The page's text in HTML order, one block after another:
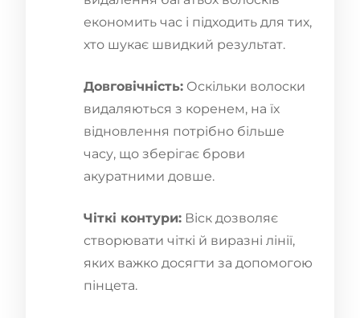
економить час і підходить для тих,
хто шукає швидкий результат.
Довговічність: Оскільки волоски
видаляються з коренем, на їх
відновлення потрібно більше
часу, що зберігає брови
акуратними довше.
Чіткі контури: Віск дозволяє
створювати чіткі й виразні лінії,
яких важко досягти за допомогою
пінцета.